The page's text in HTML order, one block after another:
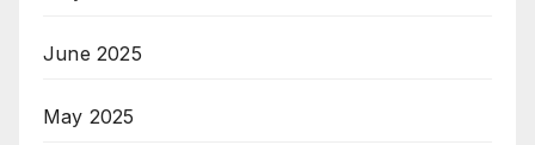
June 2025
May 2025